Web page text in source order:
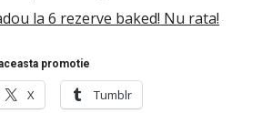
la 6 rezerve baked! Nu rata!
promotie
X Tumblr